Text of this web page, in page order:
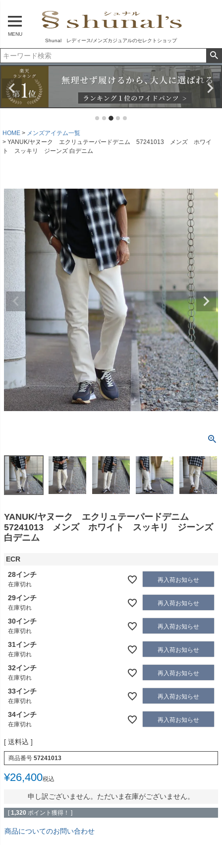
MENU
Shunal レディース/メンズカジュアルのセレクトショップ
HOME
メンズアイテム一覧
YANUK/ヤヌーク エクリュテーパードデニム 57241013 メンズ ホワイ
ト スッキリ ジーンズ 白デニム
YANUK/ヤヌーク エクリュテーパードデニム
57241013 メンズ ホワイト スッキリ ジーンズ
白デニム
ECR
28インチ
在庫切れ
再入荷お知らせ
29インチ
在庫切れ
再入荷お知らせ
30インチ
在庫切れ
再入荷お知らせ
31インチ
在庫切れ
再入荷お知らせ
32インチ
在庫切れ
再入荷お知らせ
33インチ
在庫切れ
再入荷お知らせ
34インチ
在庫切れ
再入荷お知らせ
送料込
商品番号 57241013
¥26,400税込
申し訳ございません。ただいま在庫がございません。
[ 1,320 ポイント獲得！ ]
商品についてのお問い合わせ